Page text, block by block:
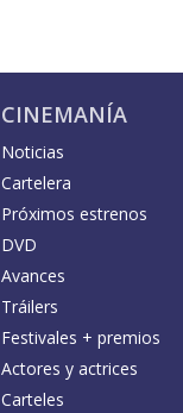
CINEMANÍA
Noticias
Cartelera
Próximos estrenos
DVD
Avances
Tráilers
Festivales + premios
Actores y actrices
Carteles